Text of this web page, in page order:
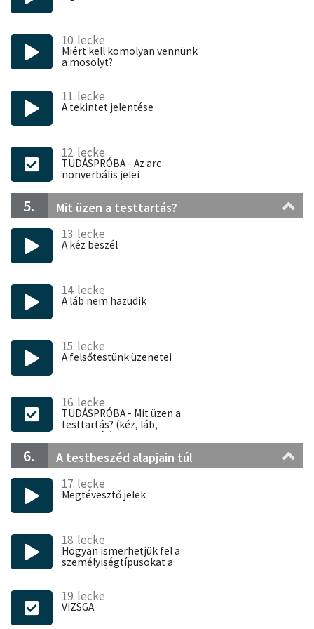
hatékonyabb tárgyalásokat tudhat majd maga mögött, ami
magasabb profitra tehet szert.
Ha a kurzusban elhangzottak közül csak egy jelet
megérte beiratkozni. Találkozzunk a kurzuson! ;)
10. lecke
Miért kell komolyan vennünk
a mosolyt?
11. lecke
A tekintet jelentése
12. lecke
TUDÁSPRÓBA - Az arc
nonverbális jelei
5. Mit üzen a testtartás?
13. lecke
A kéz beszél
14. lecke
A láb nem hazudik
15. lecke
A felsőtestünk üzenetei
16. lecke
TUDÁSPRÓBA - Mit üzen a
testtartás? (kéz, láb,
testtartás)
6. A testbeszéd alapjain túl
17. lecke
Megtévesztő jelek
18. lecke
Hogyan ismerhetjük fel a
személyiségtípusokat a
testbeszédük által?
19. lecke
VIZSGA